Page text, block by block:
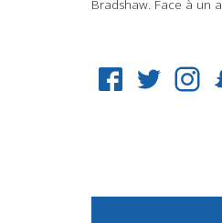
Bradshaw. Face à un